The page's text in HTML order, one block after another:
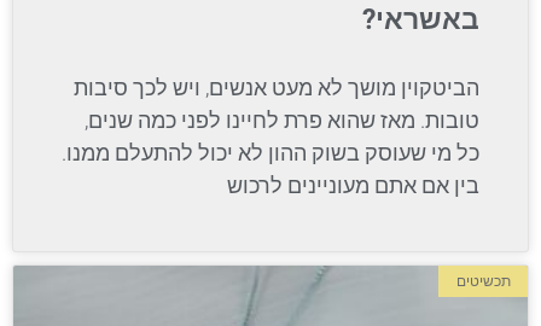
באשראי?
הביטקוין מושך לא מעט אנשים, ויש לכך סיבות
טובות. מאז שהוא פרת לחיינו לפני כמה שנים,
כל מי שעוסק בשוק ההון לא יכול להתעלם ממנו.
בין אם אתם מעוניינים לרכוש
תכשיטים